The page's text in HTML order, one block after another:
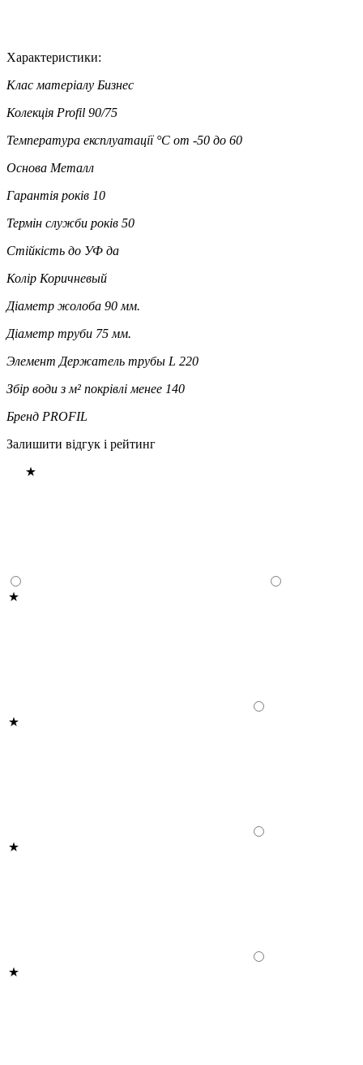
Характеристики:
Клас матеріалу Бизнес
Колекція Profil 90/75
Температура експлуатації °C от -50 до 60
Основа Металл
Гарантія років 10
Термін служби років 50
Стійкість до УФ да
Колір Коричневый
Діаметр жолоба 90 мм.
Діаметр труби 75 мм.
Элемент Держатель трубы L 220
Збір води з м² покрівлі менее 140
Бренд PROFIL
Залишити відгук і рейтинг